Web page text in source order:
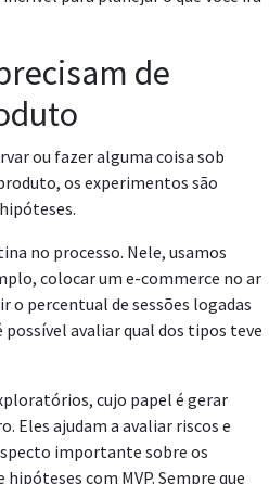
de
ou fazer alguma coisa sob
os experimentos são
no processo. Nele, usamos
colocar um e-commerce no ar
o percentual de sessões logadas
possível avaliar qual dos tipos teve
cujo papel é gerar
Eles ajudam a avaliar riscos e
importante sobre os
com MVP. Sempre que